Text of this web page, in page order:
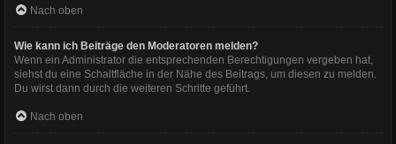
Nach oben
Wie kann ich Beiträge den Moderatoren melden?
Wenn ein Administrator die entsprechenden Berechtigungen vergeben hat,
siehst du eine Schaltfläche in der Nähe des Beitrags, um diesen zu melden.
Du wirst dann durch die weiteren Schritte geführt.
Nach oben